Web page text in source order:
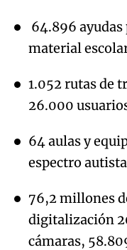
64.896
material
1.052 rutas de
26.000
64 aulas y
espectro
76,2 millones
digitalización
cámaras,